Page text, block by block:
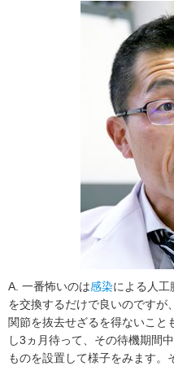
A. 一番怖いのは感染による人工
を交換するだけで良いのですが
関節を抜去せざるを得ないこと
し3ヵ月待って、その待機期間
ものを設置して様子をみます